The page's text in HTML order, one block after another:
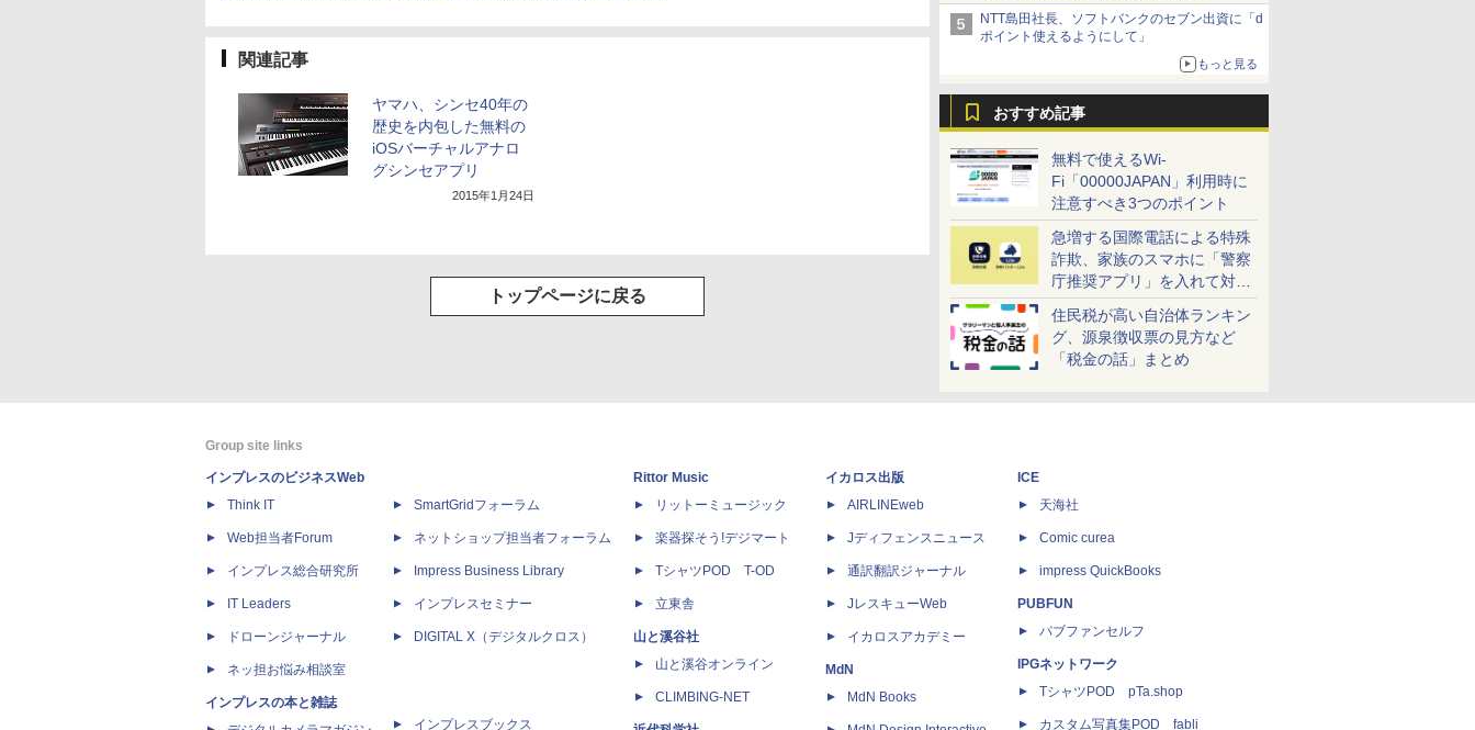
NTT島田社長、ソフトバンクのセブン出資に「d
ポイント使えるようにして」
もっと見る
おすすめ記事
無料で使えるWi-
Fi「00000JAPAN」利用時に
注意すべき3つのポイント
急増する国際電話による特殊
詐欺、家族のスマホに「警察
庁推奨アプリ」を入れて対策
しよう！
住民税が高い自治体ランキン
グ、源泉徴収票の見方など
「税金の話」まとめ
関連記事
ヤマハ、シンセ40年の
歴史を内包した無料の
iOSバーチャルアナロ
グシンセアプリ
2015年1月24日
トップページに戻る
Group site links
インプレスのビジネスWeb
Think IT
Web担当者Forum
インプレス総合研究所
IT Leaders
ドローンジャーナル
ネッ担お悩み相談室
インプレスの本と雑誌
SmartGridフォーラム
ネットショップ担当者フォーラム
Impress Business Library
インプレスセミナー
DIGITAL X（デジタルクロス）
インプレスブックス
Rittor Music
リットーミュージック
楽器探そう!デジマート
TシャツPOD T-OD
立東舎
山と溪谷社
山と溪谷オンライン
CLIMBING-NET
イカロス出版
AIRLINEweb
Jディフェンスニュース
通訳翻訳ジャーナル
JレスキューWeb
イカロスアカデミー
MdN
MdN Books
ICE
天海社
Comic curea
impress QuickBooks
PUBFUN
パブファンセルフ
IPGネットワーク
TシャツPOD pTa.shop
カスタム写真集POD fabli